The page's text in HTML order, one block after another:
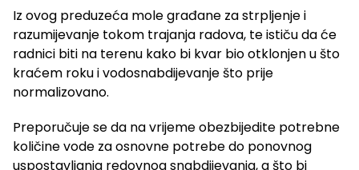
Iz ovog preduzeća mole građane za strpljenje i
razumijevanje tokom trajanja radova, te ističu da će
radnici biti na terenu kako bi kvar bio otklonjen u što
kraćem roku i vodosnabdijevanje što prije
normalizovano.
Preporučuje se da na vrijeme obezbijedite potrebne
količine vode za osnovne potrebe do ponovnog
uspostavljanja redovnog snabdijevanja, a što bi